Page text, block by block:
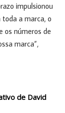
impulsionou
a marca, o
os números de
marca”,
de David